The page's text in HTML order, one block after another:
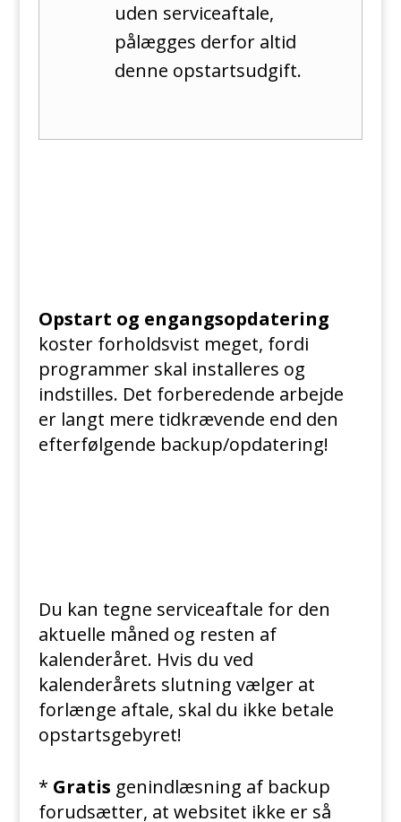
uden serviceaftale,
pålægges derfor altid
denne opstartsudgift.
Opstart og engangsopdatering
koster forholdsvist meget, fordi
programmer skal installeres og
indstilles. Det forberedende arbejde
er langt mere tidkrævende end den
efterfølgende backup/opdatering!
Du kan tegne serviceaftale for den
aktuelle måned og resten af
kalenderåret. Hvis du ved
kalenderårets slutning vælger at
forlænge aftale, skal du ikke betale
opstartsgebyret!
* Gratis genindlæsning af backup
forudsætter, at websitet ikke er så